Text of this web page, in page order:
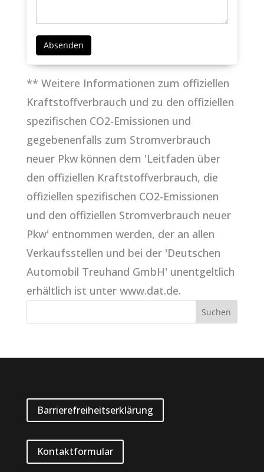
** Weitere Informationen zum offiziellen
Kraftstoffverbrauch und zu den offiziellen
spezifischen CO2-Emissionen und
gegebenenfalls zum Stromverbrauch
neuer Pkw können dem 'Leitfaden über
den offiziellen Kraftstoffverbrauch, die
offiziellen spezifischen CO2-Emissionen
und den offiziellen Stromverbrauch neuer
Pkw' entnommen werden, der an allen
Verkaufsstellen und bei der 'Deutschen
Automobil Treuhand GmbH' unentgeltlich
erhältlich ist unter www.dat.de.
Barrierefreiheitserklärung
Kontaktformular